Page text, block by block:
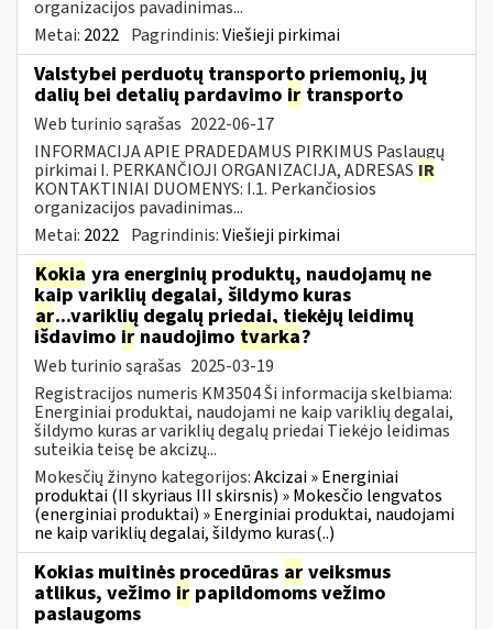
organizacijos pavadinimas...
Metai: 2022 Pagrindinis:Viešieji pirkimai
Valstybei perduotų transporto priemonių, jų
dalių bei detalių pardavimo ir transporto
Web turinio sąrašas 2022-06-17
INFORMACIJA APIE PRADEDAMUS PIRKIMUS Paslaugų
pirkimai I. PERKANČIOJI ORGANIZACIJA, ADRESAS IR
KONTAKTINIAI DUOMENYS: I.1. Perkančiosios
organizacijos pavadinimas...
Metai: 2022 Pagrindinis:Viešieji pirkimai
Kokia yra energinių produktų, naudojamų ne
kaip variklių degalai, šildymo kuras
ar...variklių degalų priedai, tiekėjų leidimų
išdavimo ir naudojimo tvarka?
Web turinio sąrašas 2025-03-19
Registracijos numeris KM3504 Ši informacija skelbiama:
Energiniai produktai, naudojami ne kaip variklių degalai,
šildymo kuras ar variklių degalų priedai Tiekėjo leidimas
suteikia teisę be akcizų...
Mokesčių žinyno kategorijos:Akcizai » Energiniai
produktai (II skyriaus III skirsnis) » Mokesčio lengvatos
(energiniai produktai) » Energiniai produktai, naudojami
ne kaip variklių degalai, šildymo kuras(..)
Kokias muitinės procedūras ar veiksmus
atlikus, vežimo ir papildomoms vežimo
paslaugoms